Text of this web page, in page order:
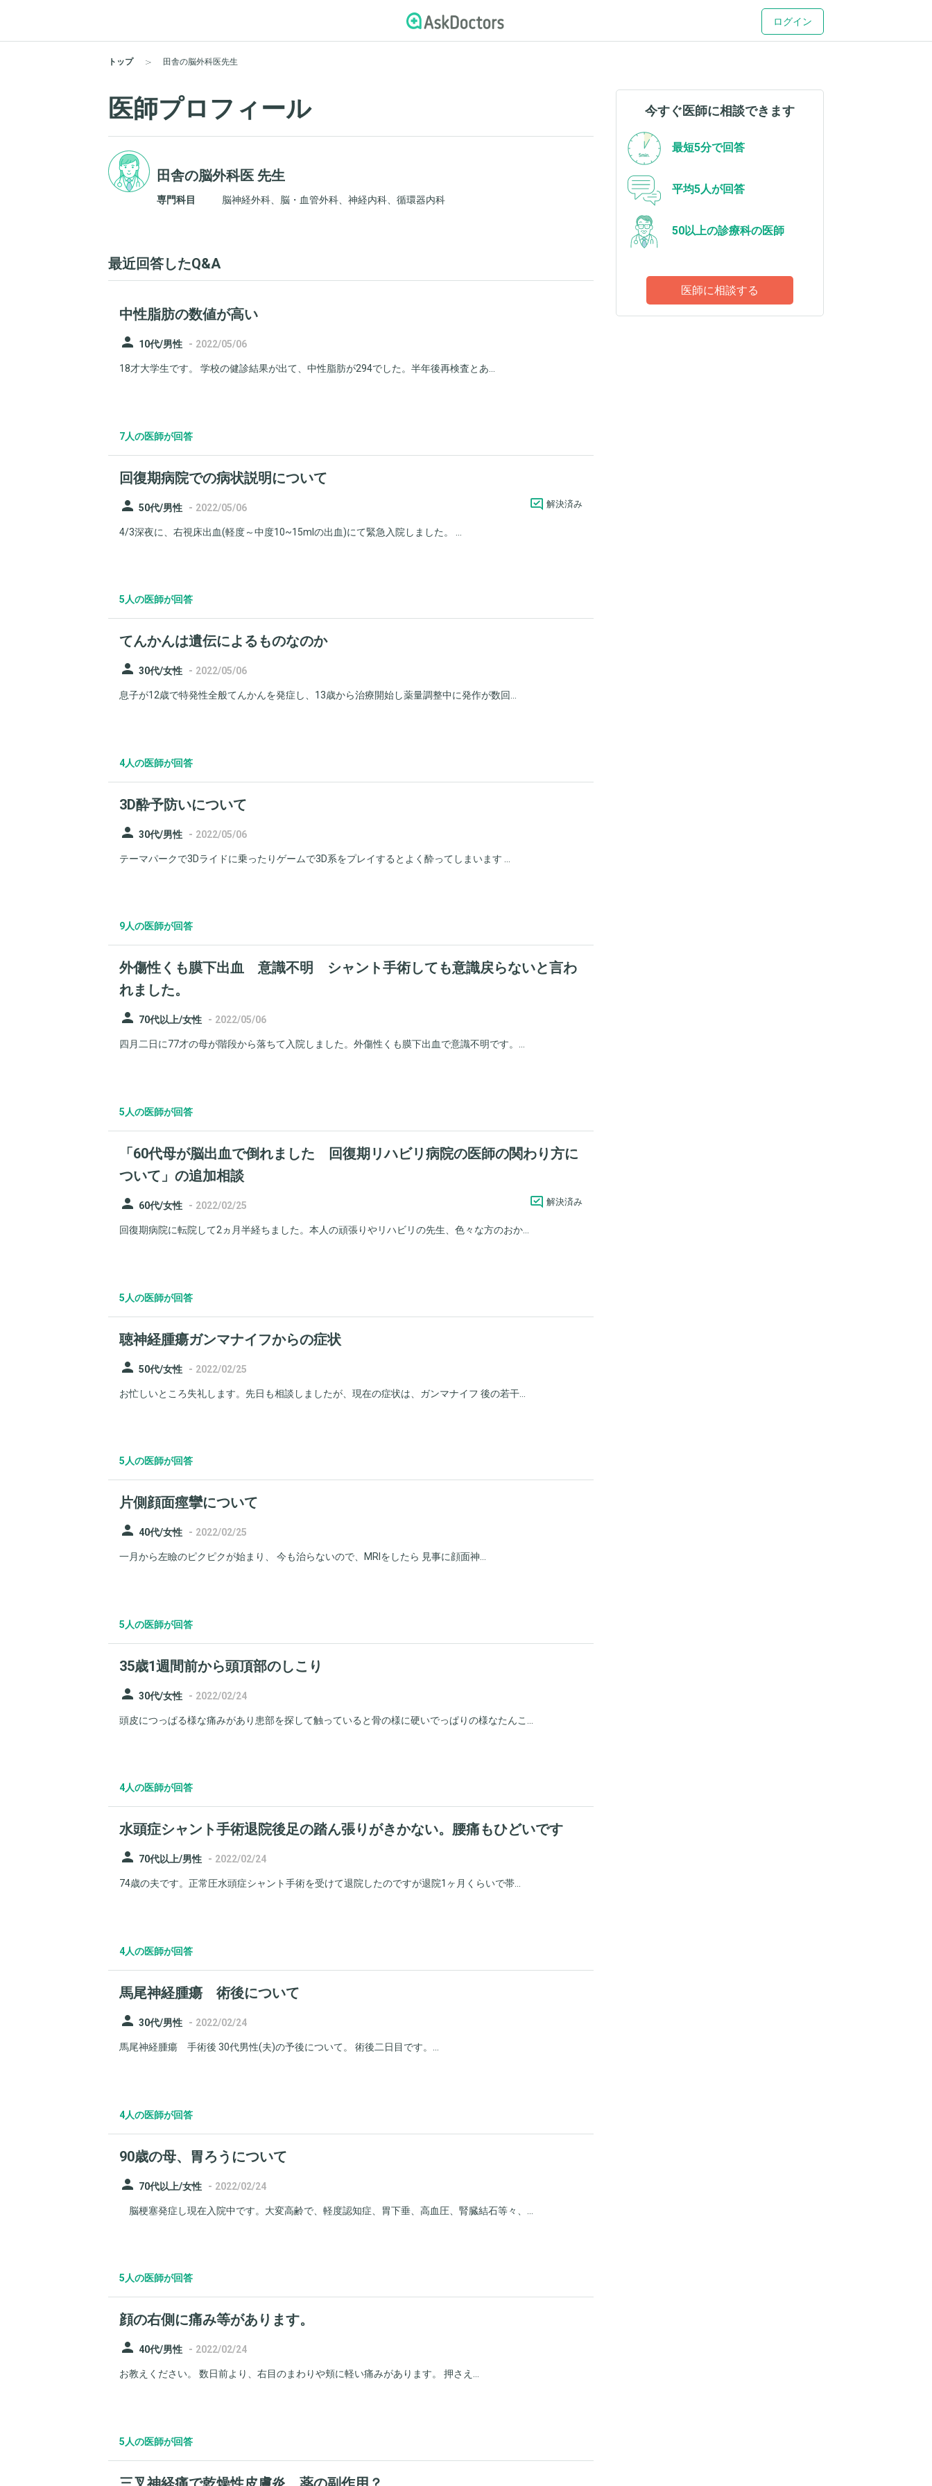
ログイン
トップ 田舎の脳外科医先生
医師プロフィール
田舎の脳外科医 先生
専門科目 脳神経外科、脳・血管外科、神経内科、循環器内科
最近回答したQ&A
中性脂肪の数値が高い
person 10代/男性 - 2022/05/06
18才大学生です。 学校の健診結果が出て、中性脂肪が294でした。半年後再検査とあ...
7人の医師が回答
回復期病院での病状説明について
person 50代/男性 - 2022/05/06 解決済み
4/3深夜に、右視床出血(軽度～中度10~15mlの出血)にて緊急入院しました。 ...
5人の医師が回答
てんかんは遺伝によるものなのか
person 30代/女性 - 2022/05/06
息子が12歳で特発性全般てんかんを発症し、13歳から治療開始し薬量調整中に発作が数回...
4人の医師が回答
3D酔予防いについて
person 30代/男性 - 2022/05/06
テーマパークで3Dライドに乗ったりゲームで3D系をプレイするとよく酔ってしまいます ...
9人の医師が回答
外傷性くも膜下出血 意識不明 シャント手術しても意識戻らないと言わ
れました。
person 70代以上/女性 - 2022/05/06
四月二日に77才の母が階段から落ちて入院しました。外傷性くも膜下出血で意識不明です。...
5人の医師が回答
「60代母が脳出血で倒れました 回復期リハビリ病院の医師の関わり方に
ついて」の追加相談
person 60代/女性 - 2022/02/25 解決済み
回復期病院に転院して2ヵ月半経ちました。本人の頑張りやリハビリの先生、色々な方のおか...
5人の医師が回答
聴神経腫瘍ガンマナイフからの症状
person 50代/女性 - 2022/02/25
お忙しいところ失礼します。先日も相談しましたが、現在の症状は、ガンマナイフ 後の若干...
5人の医師が回答
片側顔面痙攣について
person 40代/女性 - 2022/02/25
一月から左瞼のピクピクが始まり、 今も治らないので、MRIをしたら 見事に顔面神...
5人の医師が回答
35歳1週間前から頭頂部のしこり
person 30代/女性 - 2022/02/24
頭皮につっぱる様な痛みがあり患部を探して触っていると骨の様に硬いでっぱりの様なたんこ...
4人の医師が回答
水頭症シャント手術退院後足の踏ん張りがきかない。腰痛もひどいです
person 70代以上/男性 - 2022/02/24
74歳の夫です。正常圧水頭症シャント手術を受けて退院したのですが退院1ヶ月くらいで帯...
4人の医師が回答
馬尾神経腫瘍 術後について
person 30代/男性 - 2022/02/24
馬尾神経腫瘍 手術後 30代男性(夫)の予後について。 術後二日目です。...
4人の医師が回答
90歳の母、胃ろうについて
person 70代以上/女性 - 2022/02/24
脳梗塞発症し現在入院中です。大変高齢で、軽度認知症、胃下垂、高血圧、腎臓結石等々、...
5人の医師が回答
顔の右側に痛み等があります。
person 40代/男性 - 2022/02/24
お教えください。 数日前より、右目のまわりや頬に軽い痛みがあります。 押さえ...
5人の医師が回答
今すぐ医師に相談できます
最短5分で回答
平均5人が回答
50以上の診療科の医師
医師に相談する